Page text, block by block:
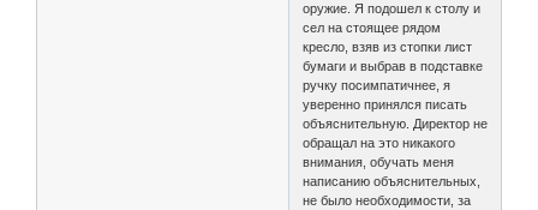
оружие. Я подошел к столу и
сел на стоящее рядом
кресло, взяв из стопки лист
бумаги и выбрав в подставке
ручку посимпатичнее, я
уверенно принялся писать
объяснительную. Директор не
обращал на это никакого
внимания, обучать меня
написанию объяснительных,
не было необходимости, за